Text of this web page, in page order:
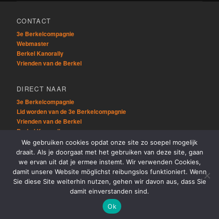
CONTACT
3e Berkelcompagnie
Webmaster
Berkel Kanorally
Vrienden van de Berkel
DIRECT NAAR
3e Berkelcompagnie
Lid worden van de 3e Berkelcompagnie
Vrienden van de Berkel
Berkel Kanorally
OVERIG
Sitemap
Links
We gebruiken cookies opdat onze site zo soepel mogelijk
draait. Als je doorgaat met het gebruiken van deze site, gaan
we ervan uit dat je ermee instemt. Wir verwenden Cookies,
damit unsere Website möglichst reibungslos funktioniert. Wenn
Sie diese Site weiterhin nutzen, gehen wir davon aus, dass Sie
damit einverstanden sind.
Ok